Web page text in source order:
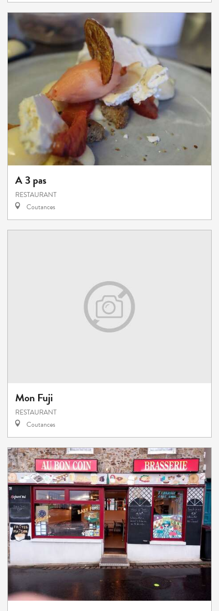
A 3 pas
RESTAURANT
Coutances
Mon Fuji
RESTAURANT
Coutances